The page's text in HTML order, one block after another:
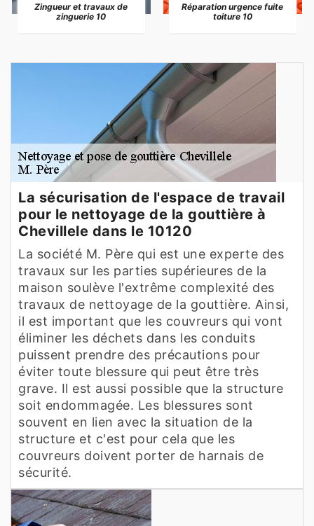
Zingueur et travaux de
zinguerie 10
Réparation urgence fuite
toiture 10
La sécurisation de l'espace de travail
pour le nettoyage de la gouttière à
Chevillele dans le 10120
La société M. Père qui est une experte des
travaux sur les parties supérieures de la
maison soulève l'extrême complexité des
travaux de nettoyage de la gouttière. Ainsi,
il est important que les couvreurs qui vont
éliminer les déchets dans les conduits
puissent prendre des précautions pour
éviter toute blessure qui peut être très
grave. Il est aussi possible que la structure
soit endommagée. Les blessures sont
souvent en lien avec la situation de la
structure et c'est pour cela que les
couvreurs doivent porter de harnais de
sécurité.